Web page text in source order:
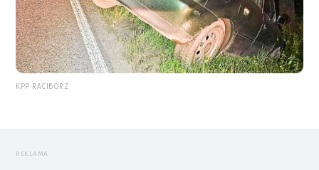
KPP RACIBÓRZ
REKLAMA